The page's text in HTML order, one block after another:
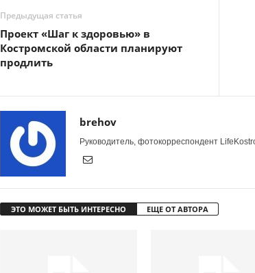
Предыдущая статья
Проект «Шаг к здоровью» в
Костромской области планируют
продлить
brehov
Руководитель, фотокорреспондент
ЭТО МОЖЕТ БЫТЬ ИНТЕРЕСНО ЕЩЕ ОТ АВТОРА